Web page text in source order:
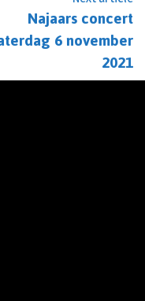
Najaars concert
6 november
2021